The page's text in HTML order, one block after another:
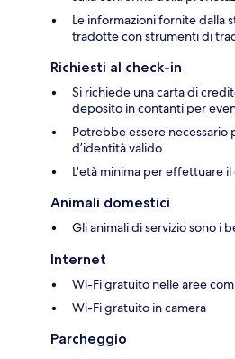
Le informazioni fornite dalla
tradotte con strumenti di
Richiesti al check-in
Si richiede una carta di
deposito in contanti per
Potrebbe essere
d’identità valido
L'età minima per effettuare il
Animali domestici
Gli animali di servizio sono i
Internet
Wi-Fi gratuito nelle aree
Wi-Fi gratuito in camera
Parcheggio